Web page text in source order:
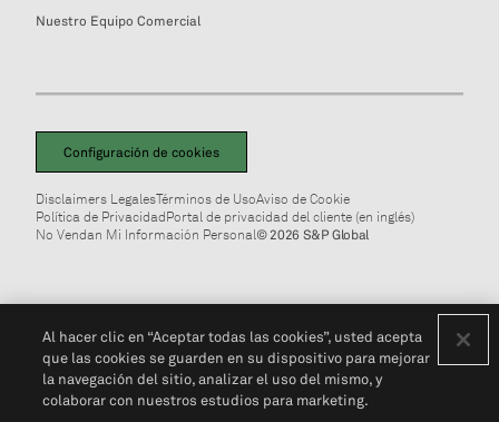
Nuestro Equipo Comercial
Configuración de cookies
Disclaimers LegalesTérminos de UsoAviso de Cookie
Política de PrivacidadPortal de privacidad del cliente (en inglés)
No Vendan Mi Información Personal© 2026 S&P Global
Al hacer clic en “Aceptar todas las cookies”, usted acepta
que las cookies se guarden en su dispositivo para mejorar
la navegación del sitio, analizar el uso del mismo, y
colaborar con nuestros estudios para marketing.